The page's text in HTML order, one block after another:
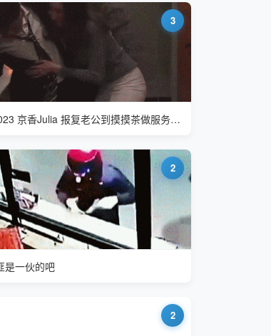
3
HMN-444 2023 京香Julia 报复老公到摸摸茶做服务员逆NTR
2
是一伙的吧
2